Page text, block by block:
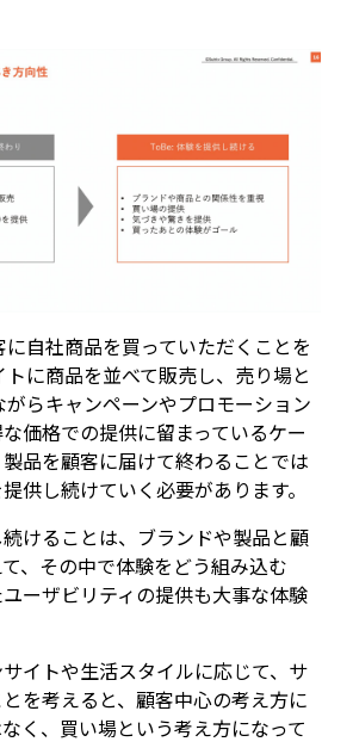
に自社商品を買っていただくことを
トに商品を並べて販売し、売り場と
がらキャンペーンやプロモーション
価格での提供に留まっているケー
品を顧客に届けて終わることでは
供し続けていく必要があります。
けることは、ブランドや製品と顧
、その中で体験をどう組み込む
ーザビリティの提供も大事な体験
イトや生活スタイルに応じて、サ
を考えると、顧客中心の考え方に
く、買い場という考え方になって